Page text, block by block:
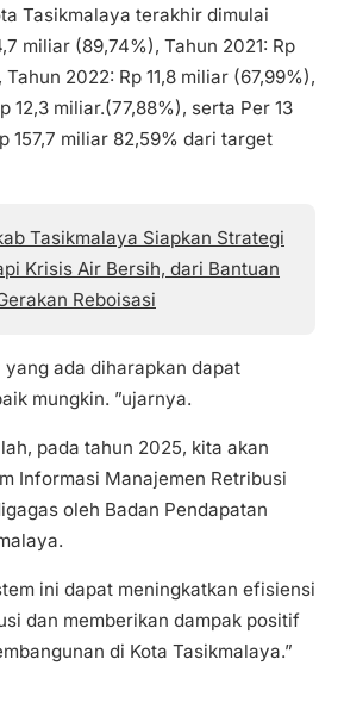
Tasikmalaya terakhir dimulai
miliar (89,74%), Tahun 2021: Rp
2022: Rp 11,8 miliar (67,99%),
12,3 miliar.(77,88%), serta Per 13
157,7 miliar 82,59% dari target
Tasikmalaya Siapkan Strategi
Krisis Air Bersih, dari Bantuan
Reboisasi
yang ada diharapkan dapat
mungkin. ”ujarnya.
pada tahun 2025, kita akan
Informasi Manajemen Retribusi
oleh Badan Pendapatan
ini dapat meningkatkan efisiensi
dan memberikan dampak positif
di Kota Tasikmalaya.”